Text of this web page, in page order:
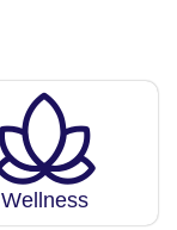
Wellness